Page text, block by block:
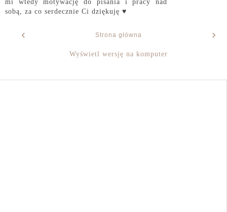
mi wtedy motywację do pisania i pracy nad
sobą, za co serdecznie Ci dziękuję ♥
‹ ›
Strona główna
Wyświetl wersję na komputer